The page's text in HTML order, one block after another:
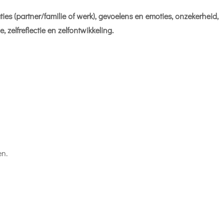
(partner/familie of werk), gevoelens en emoties, onzekerheid,
zelfreflectie en zelfontwikkeling.